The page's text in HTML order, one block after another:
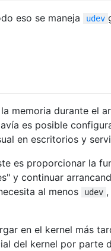
eso se maneja udev
memoria durante el
es posible
en escritorios y
es proporcionar la
y continuar
al menos
udev
en el kernel más
del kernel por parte